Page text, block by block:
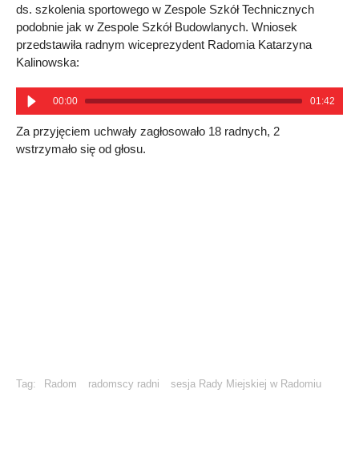
ds. szkolenia sportowego w Zespole Szkół Technicznych
podobnie jak w Zespole Szkół Budowlanych. Wniosek
przedstawiła radnym wiceprezydent Radomia Katarzyna
Kalinowska:
00:00 01:42
Za przyjęciem uchwały zagłosowało 18 radnych, 2
wstrzymało się od głosu.
Tag: Radom radomscy radni sesja Rady Miejskiej w Radomiu